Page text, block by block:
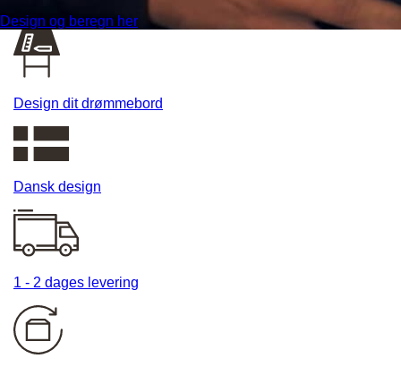
Design og beregn her
Design dit drømmebord
Dansk design
1 - 2 dages levering